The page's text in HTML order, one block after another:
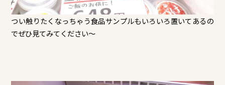
つい触りたくなっちゃう食品サンプルもいろいろ置いてあるの
でぜひ見てみてください～